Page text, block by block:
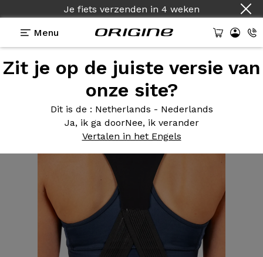
Je fiets verzenden in 4 weken
Menu
Zit je op de juiste versie van
onze site?
Dit is de : Netherlands - Nederlands
Ja, ik ga doorNee, ik verander
Vertalen in het Engels
Uitrusting>Kleding>Damesfietsbroek met zwart
logo Wit